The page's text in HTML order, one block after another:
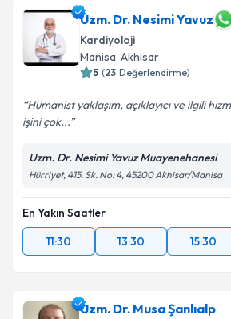
E-posta Adresiniz
Kişisel verilerimin işlenmesine
Uzm. Dr. Nesimi Yavuz
Kardiyoloji
Manisa, Akhisar
5 (23 Değerlendirme)
Hümanist yaklaşım, açıklayıcı ve ilgili
işini çok...
Uzm. Dr. Nesimi Yavuz Muayenehanesi
Hürriyet, 415. Sk. No: 4, 45200 Akhisar/Manisa
En Yakın Saatler
11:30
13:30 15:30
Uzm. Dr. Musa Şanlıalp